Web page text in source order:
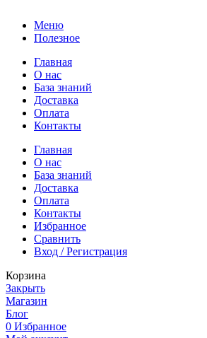
Меню
Полезное
Главная
О нас
База знаний
Доставка
Оплата
Контакты
Главная
О нас
База знаний
Доставка
Оплата
Контакты
Избранное
Сравнить
Вход / Регистрация
Корзина
Закрыть
Магазин
Блог
0 Избранное